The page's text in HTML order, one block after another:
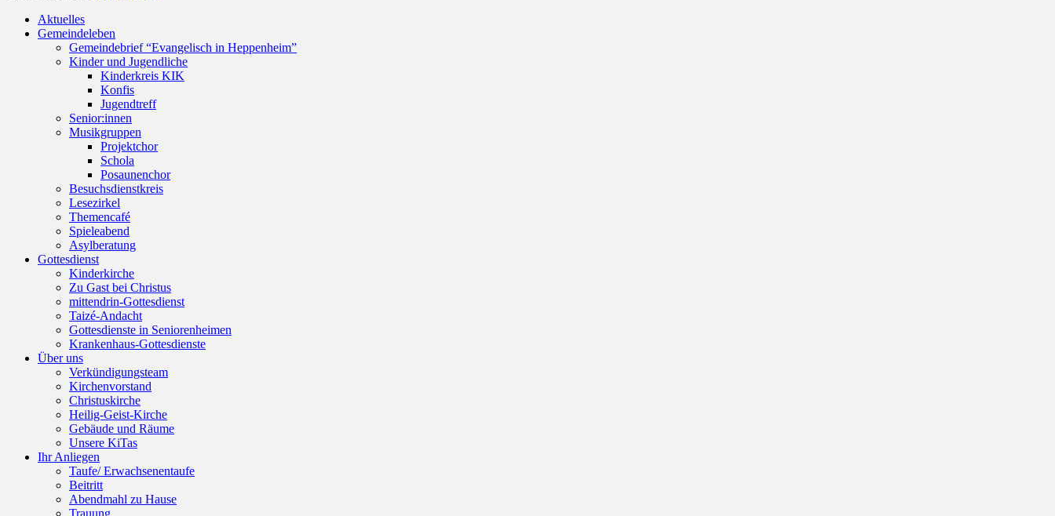
oben
scrollen
Aktuelles
Gemeindeleben
Gemeindebrief “Evangelisch in Heppenheim”
Kinder und Jugendliche
Kinderkreis KIK
Konfis
Jugendtreff
Senior:innen
Musikgruppen
Projektchor
Schola
Posaunenchor
Besuchsdienstkreis
Lesezirkel
Themencafé
Spieleabend
Asylberatung
Gottesdienst
Kinderkirche
Zu Gast bei Christus
mittendrin-Gottesdienst
Taizé-Andacht
Gottesdienste in Seniorenheimen
Krankenhaus-Gottesdienste
Über uns
Verkündigungsteam
Kirchenvorstand
Christuskirche
Heilig-Geist-Kirche
Gebäude und Räume
Unsere KiTas
Ihr Anliegen
Taufe/ Erwachsenentaufe
Beitritt
Abendmahl zu Hause
Trauung